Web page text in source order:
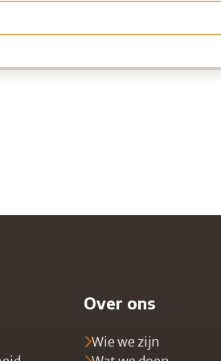
Over ons
Wie we zijn